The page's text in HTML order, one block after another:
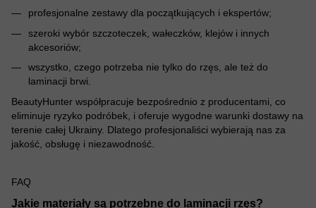
profesjonalne zestawy dla początkujących i ekspertów;
szeroki wybór szczoteczek, wałeczków, klejów i innych
akcesoriów;
wszystko, czego potrzeba nie tylko do rzęs, ale też do
laminacji brwi.
BeautyHunter współpracuje bezpośrednio z producentami, co
eliminuje ryzyko podróbek, i oferuje wygodne warunki dostawy na
terenie całej Ukrainy. Dlatego profesjonaliści wybierają nas za
jakość, obsługę i niezawodność.
FAQ
Jakie materiały są potrzebne do laminacji rzęs?